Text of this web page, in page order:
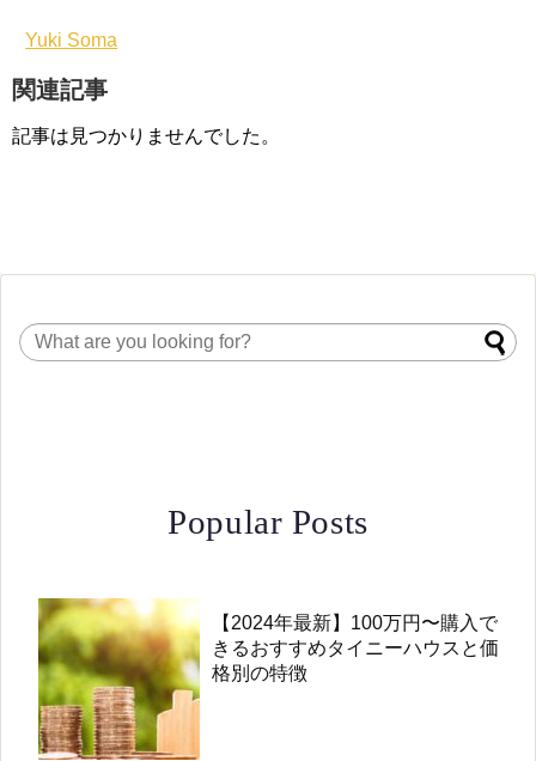
Yuki Soma
関連記事
記事は見つかりませんでした。
Popular Posts
【2024年最新】100万円〜購入で
きるおすすめタイニーハウスと価
格別の特徴